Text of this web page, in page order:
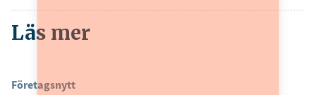
Läs mer
Företagsnytt